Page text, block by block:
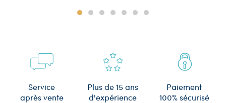
Service
après vente
Plus de 15 ans
d'expérience
Paiement
100% sécurisé